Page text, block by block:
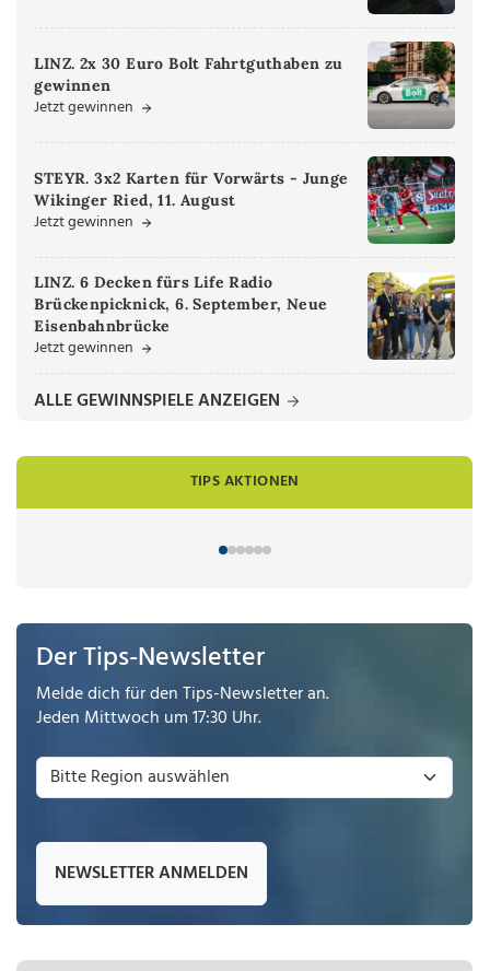
LINZ. 2x 30 Euro Bolt Fahrtguthaben zu
gewinnen
Jetzt gewinnen
STEYR. 3x2 Karten für Vorwärts - Junge
Wikinger Ried, 11. August
Jetzt gewinnen
LINZ. 6 Decken fürs Life Radio
Brückenpicknick, 6. September, Neue
Eisenbahnbrücke
Jetzt gewinnen
ALLE GEWINNSPIELE ANZEIGEN
TIPS AKTIONEN
Der Tips-Newsletter
Melde dich für den Tips-Newsletter an.
Jeden Mittwoch um 17:30 Uhr.
NEWSLETTER ANMELDEN